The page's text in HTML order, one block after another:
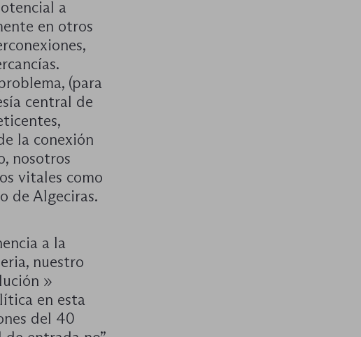
a
en otros
(para
central de
la conexión
nosotros
vitales como
de Algeciras.
a la
nuestro
»
en esta
del 40